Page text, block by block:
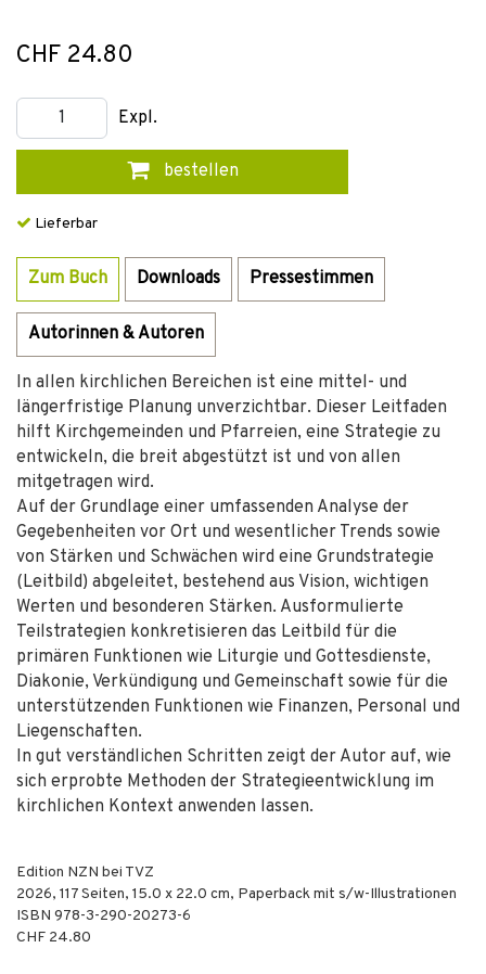
CHF 24.80
Expl.
bestellen
Lieferbar
Zum Buch Downloads Pressestimmen
Autorinnen & Autoren
In allen kirchlichen Bereichen ist eine mittel- und
längerfristige Planung unverzichtbar. Dieser Leitfaden
hilft Kirchgemeinden und Pfarreien, eine Strategie zu
entwickeln, die breit abgestützt ist und von allen
mitgetragen wird.
Auf der Grundlage einer umfassenden Analyse der
Gegebenheiten vor Ort und wesentlicher Trends sowie
von Stärken und Schwächen wird eine Grundstrategie
(Leitbild) abgeleitet, bestehend aus Vision, wichtigen
Werten und besonderen Stärken. Ausformulierte
Teilstrategien konkretisieren das Leitbild für die
primären Funktionen wie Liturgie und Gottesdienste,
Diakonie, Verkündigung und Gemeinschaft sowie für die
unterstützenden Funktionen wie Finanzen, Personal und
Liegenschaften.
In gut verständlichen Schritten zeigt der Autor auf, wie
sich erprobte Methoden der Strategieentwicklung im
kirchlichen Kontext anwenden lassen.
Edition NZN bei TVZ
2026, 117Seiten, 15.0 x 22.0 cm, Paperback mit s/w-Illustrationen
ISBN 978-3-290-20273-6
CHF 24.80